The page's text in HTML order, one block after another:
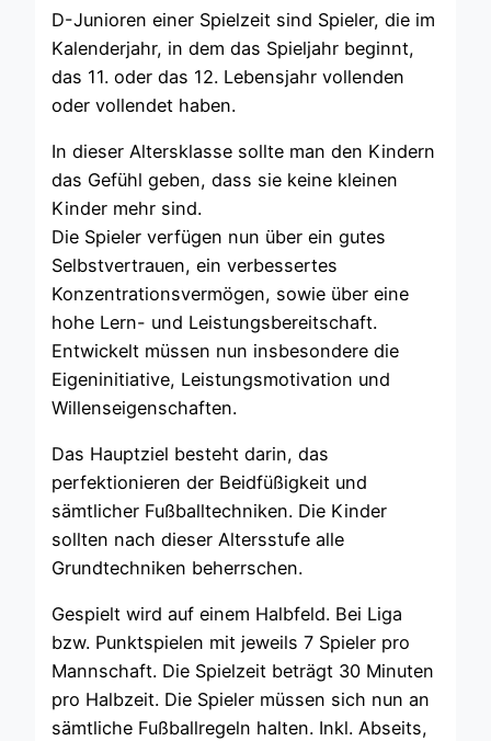
D-Junioren einer Spielzeit sind Spieler, die im
Kalenderjahr, in dem das Spieljahr beginnt,
das 11. oder das 12. Lebensjahr vollenden
oder vollendet haben.
In dieser Altersklasse sollte man den Kindern
das Gefühl geben, dass sie keine kleinen
Kinder mehr sind.
Die Spieler verfügen nun über ein gutes
Selbstvertrauen, ein verbessertes
Konzentrationsvermögen, sowie über eine
hohe Lern- und Leistungsbereitschaft.
Entwickelt müssen nun insbesondere die
Eigeninitiative, Leistungsmotivation und
Willenseigenschaften.
Das Hauptziel besteht darin, das
perfektionieren der Beidfüßigkeit und
sämtlicher Fußballtechniken. Die Kinder
sollten nach dieser Altersstufe alle
Grundtechniken beherrschen.
Gespielt wird auf einem Halbfeld. Bei Liga
bzw. Punktspielen mit jeweils 7 Spieler pro
Mannschaft. Die Spielzeit beträgt 30 Minuten
pro Halbzeit. Die Spieler müssen sich nun an
sämtliche Fußballregeln halten. Inkl. Abseits,